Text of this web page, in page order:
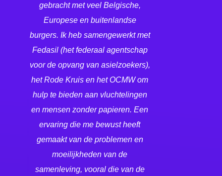
gebracht met veel Belgische,
Europese en buitenlandse
burgers. Ik heb samengewerkt met
Fedasil (het federaal agentschap
voor de opvang van asielzoekers),
het Rode Kruis en het OCMW om
hulp te bieden aan vluchtelingen
en mensen zonder papieren. Een
ervaring die me bewust heeft
gemaakt van de problemen en
moeilijkheden van de
samenleving, vooral die van de